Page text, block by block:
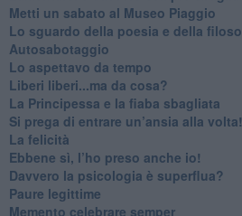
​Metti un sabato al Museo Piaggio
​Lo sguardo della poesia e della
Autosabotaggio
​Lo aspettavo da tempo
​Liberi liberi...ma da cosa?
​La Principessa e la fiaba sbagliata
Si prega di entrare un’ansia alla volta!
​La felicità
​Ebbene sì, l’ho preso anche io!
​Davvero la psicologia è superflua?
Paure legittime
​Memento celebrare semper